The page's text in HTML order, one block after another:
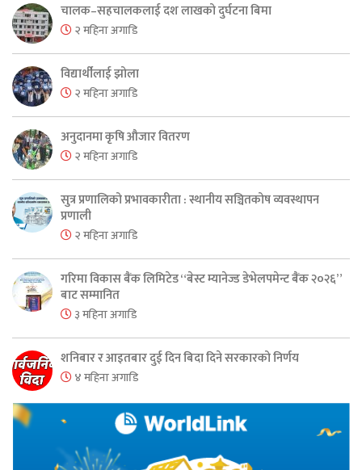
चालक–सहचालकलाई दश लाखको दुर्घटना बिमा
२ महिना अगाडि
विद्यार्थीलाई झोला
२ महिना अगाडि
अनुदानमा कृषि औजार वितरण
२ महिना अगाडि
सुत्र प्रणालिको प्रभावकारीता : स्थानीय सञ्चितकोष व्यवस्थापन
प्रणाली
२ महिना अगाडि
गरिमा विकास बैंक लिमिटेड “बेस्ट म्यानेज्ड डेभेलपमेन्ट बैंक २०२६”
बाट सम्मानित
३ महिना अगाडि
शनिबार र आइतबार दुई दिन बिदा दिने सरकारको निर्णय
४ महिना अगाडि